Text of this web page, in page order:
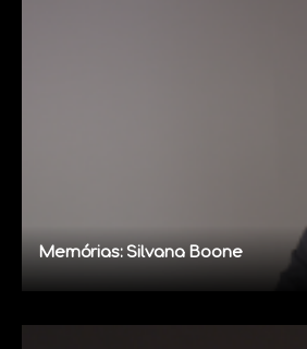
Memórias: Silvana Boone